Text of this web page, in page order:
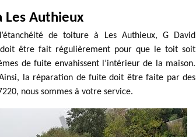
Authieux
de toiture à Les Authieux, G David
être fait régulièrement pour que le toit soit
de fuite envahissent l’intérieur de la maison.
la réparation de fuite doit être faite par des
nous sommes à votre service.